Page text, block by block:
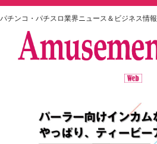
パチンコ・パチスロ業界ニュース＆ビジネス情報